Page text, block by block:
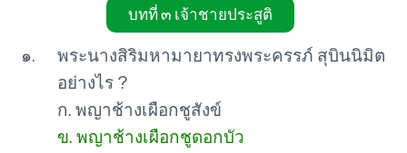
บทที่ ๓ เจ้าชายประสูติ
๑.
พระนางสิริมหามายาทรงพระครรภ์ สุบินนิมิต
อย่างไร ?
ก. พญาช้างเผือกชูสังข์
ข. พญาช้างเผือกชูดอกบัว